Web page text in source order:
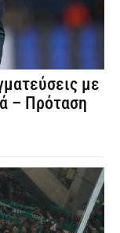
με
– Πρόταση